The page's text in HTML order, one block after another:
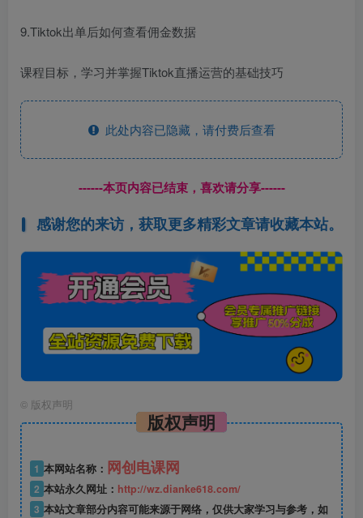
9.Tiktok出单后如何查看佣金数据
课程目标，学习并掌握Tiktok直播运营的基础技巧
此处内容已隐藏，请付费后查看
------本页内容已结束，喜欢请分享------
感谢您的来访，获取更多精彩文章请收藏本站。
© 版权声明
版权声明
1 本网站名称： 网创电课网
2 本站永久网址： http://wz.dianke618.com/
3 本站文章部分内容可能来源于网络，仅供大家学习与参考，如